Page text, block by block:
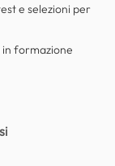
e selezioni per
in formazione